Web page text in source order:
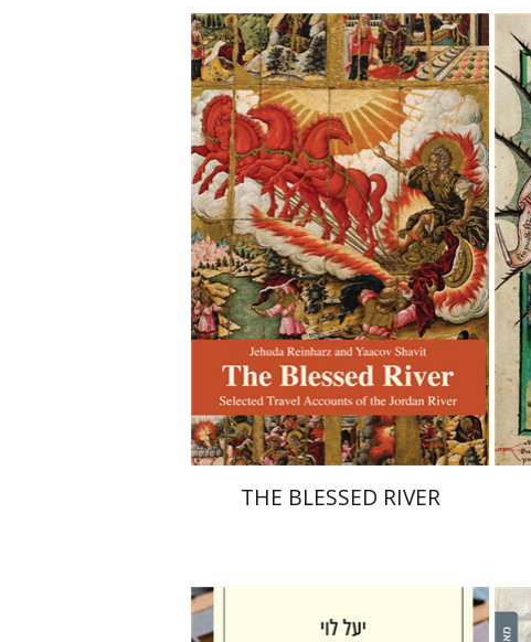
יהודה ריינהרץ יעקב שביט
הנחת אתר ספר מודפס
$30
$27
THE BLESSED RIVER